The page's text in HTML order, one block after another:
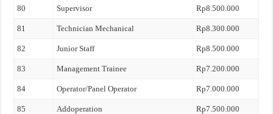
80 Supervisor Rp8.500.000
81 Technician Mechanical Rp8.300.000
82 Junior Staff Rp8.500.000
83 Management Trainee Rp7.200.000
84 Operator/Panel Operator Rp7.000.000
85 Addoperation Rp7.500.000